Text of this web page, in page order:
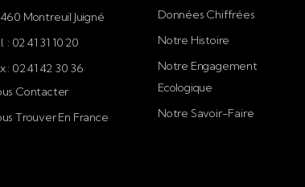
Montreuil Juigné
: 02 41 31 10 20
: 02 41 42 30 36
Contacter
Trouver En France
Données Chiffrées
Notre Histoire
Notre Engagement
Ecologique
Notre Savoir-Faire